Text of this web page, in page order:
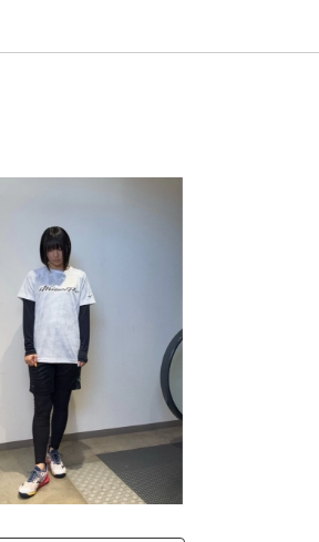
によって、通常の染色方法よりも50